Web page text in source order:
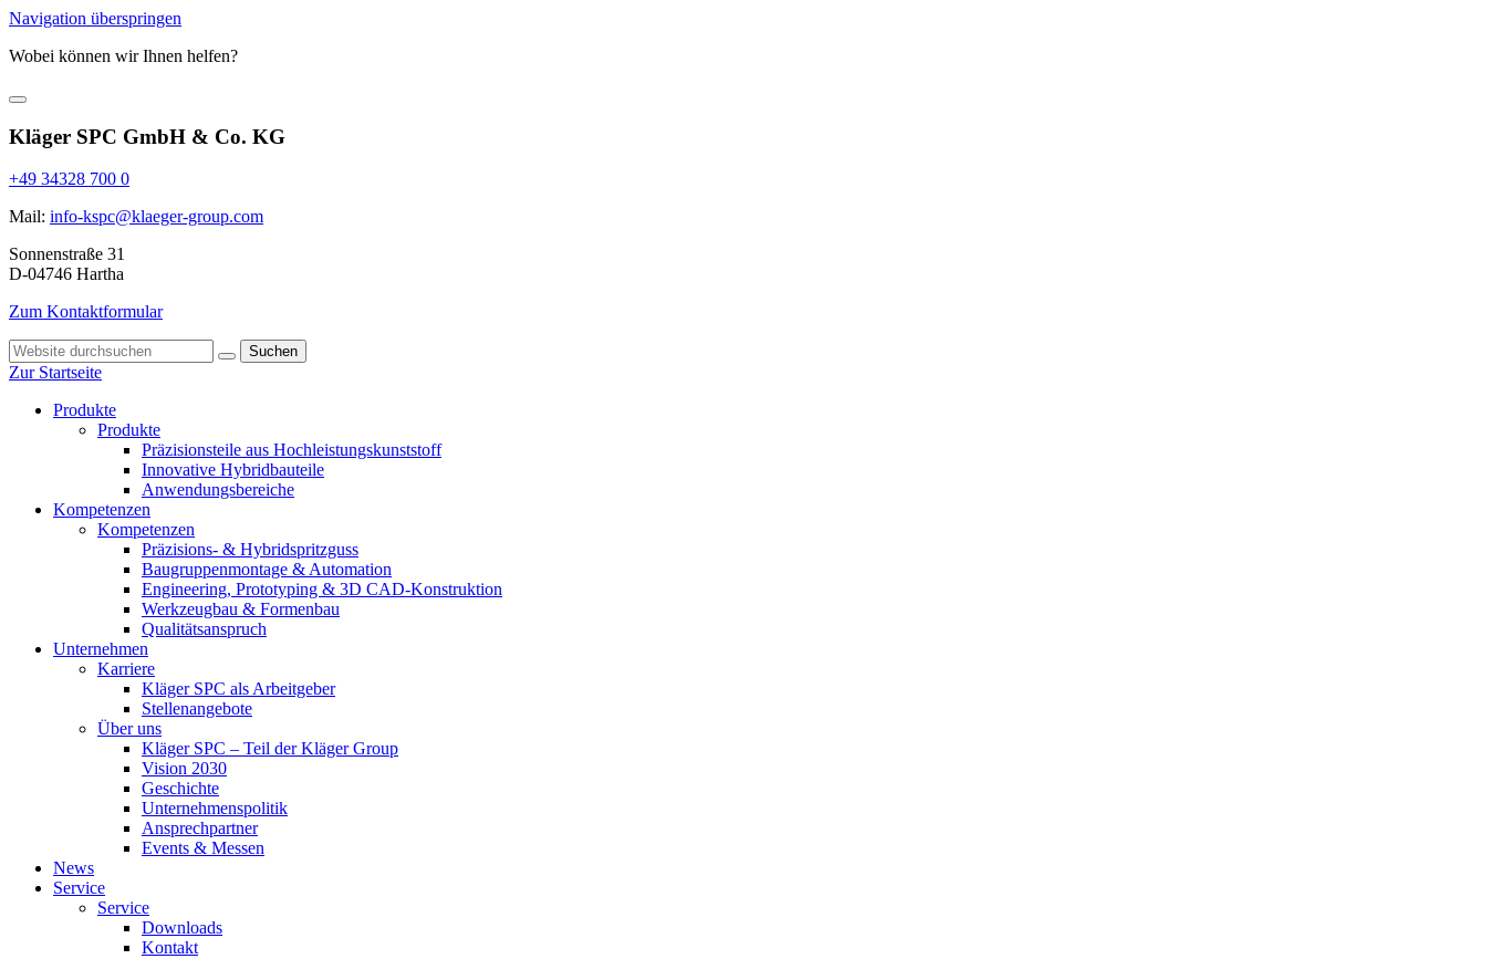
Navigation überspringen
Wobei können wir Ihnen helfen?
Kläger SPC GmbH & Co. KG
+49 34328 700 0
Mail: info-kspc@klaeger-group.com
Sonnenstraße 31
D-04746 Hartha
Zum Kontaktformular
Suchen
Zur Startseite
Produkte
Produkte
Präzisionsteile aus Hochleistungskunststoff
Innovative Hybridbauteile
Anwendungsbereiche
Kompetenzen
Kompetenzen
Präzisions- & Hybridspritzguss
Baugruppenmontage & Automation
Engineering, Prototyping & 3D CAD-Konstruktion
Werkzeugbau & Formenbau
Qualitätsanspruch
Unternehmen
Karriere
Kläger SPC als Arbeitgeber
Stellenangebote
Über uns
Kläger SPC – Teil der Kläger Group
Vision 2030
Geschichte
Unternehmenspolitik
Ansprechpartner
Events & Messen
News
Service
Service
Downloads
Kontakt